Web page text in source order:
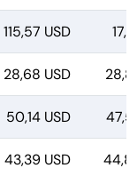
115,57 USD
28,68 USD
50,14 USD
43,39 USD